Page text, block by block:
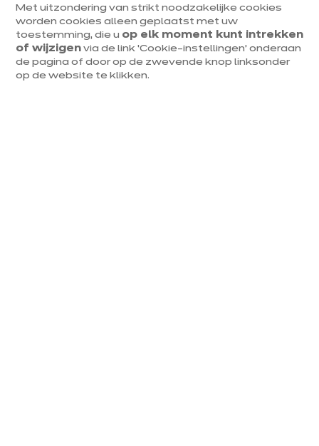
Met uitzondering van strikt noodzakelijke cookies
worden cookies alleen geplaatst met uw
toestemming, die u op elk moment kunt intrekken
of wijzigen via de link ‘Cookie-instellingen’ onderaan
de pagina of door op de zwevende knop linksonder
op de website te klikken.